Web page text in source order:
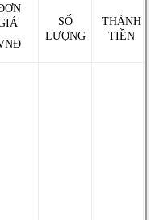
SỐ
LƯỢNG
THÀNH
TIỀN